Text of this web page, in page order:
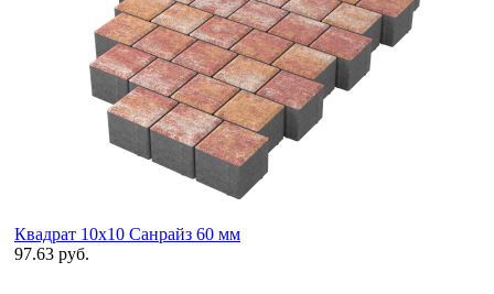
Квадрат 10х10 Санрайз 60 мм
97.63 руб.